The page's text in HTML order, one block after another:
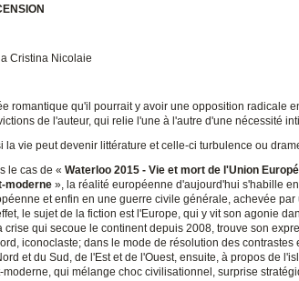
Cristina Nicolaie
romantique qu'il pourrait y avoir une opposition radicale
de l'auteur, qui relie l'une à l'autre d'une nécessité
la vie peut devenir littérature et celle-ci turbulence ou
le cas de « Waterloo 2015 - Vie et mort de l'Union
moderne », la réalité européenne d'aujourd'hui s'habille
et enfin en une guerre civile générale, achevée
le sujet de la fiction est l'Europe, qui y vit son agonie
crise qui secoue le continent depuis 2008, trouve son
iconoclaste; dans le mode de résolution des
et du Sud, de l'Est et de l'Ouest, ensuite, à propos de
moderne, qui mélange choc civilisationnel, surprise